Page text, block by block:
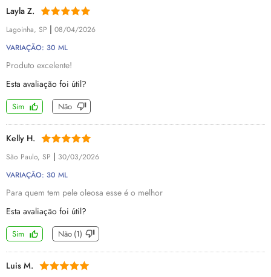
Layla Z.
Lagoinha, SP | 08/04/2026
VARIAÇÃO: 30 ML
Produto excelente!
Esta avaliação foi útil?
Sim Não
Kelly H.
São Paulo, SP | 30/03/2026
VARIAÇÃO: 30 ML
Para quem tem pele oleosa esse é o melhor
Esta avaliação foi útil?
Sim Não (1)
Luis M.